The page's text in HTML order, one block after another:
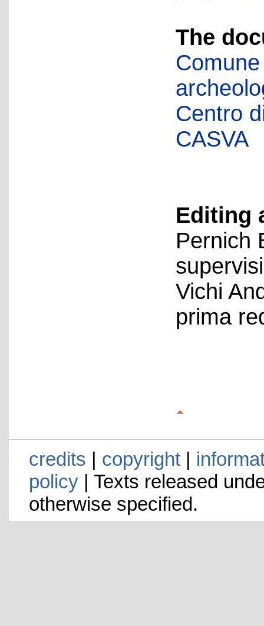
The
Centro
CASVA
Editing
Pernich
Vichi
prima
credits | copyright|
policy| Texts released
otherwise specified.